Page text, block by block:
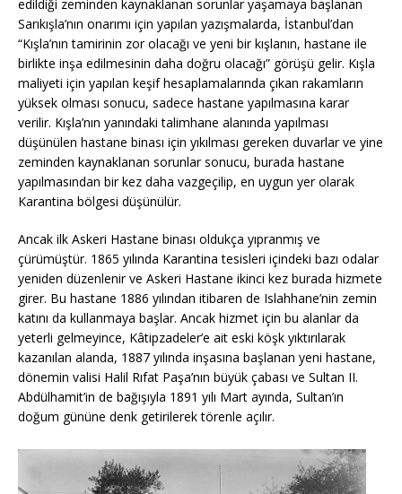
edildiği zeminden kaynaklanan sorunlar yaşamaya başlanan
Sarıkışla’nın onarımı için yapılan yazışmalarda, İstanbul’dan
“Kışla’nın tamirinin zor olacağı ve yeni bir kışlanın, hastane ile
birlikte inşa edilmesinin daha doğru olacağı” görüşü gelir. Kışla
maliyeti için yapılan keşif hesaplamalarında çıkan rakamların
yüksek olması sonucu, sadece hastane yapılmasına karar
verilir. Kışla’nın yanındaki talimhane alanında yapılması
düşünülen hastane binası için yıkılması gereken duvarlar ve yine
zeminden kaynaklanan sorunlar sonucu, burada hastane
yapılmasından bir kez daha vazgeçilip, en uygun yer olarak
Karantina bölgesi düşünülür.
Ancak ilk Askeri Hastane binası oldukça yıpranmış ve
çürümüştür. 1865 yılında Karantina tesisleri içindeki bazı odalar
yeniden düzenlenir ve Askeri Hastane ikinci kez burada hizmete
girer. Bu hastane 1886 yılından itibaren de Islahhane’nin zemin
katını da kullanmaya başlar. Ancak hizmet için bu alanlar da
yeterli gelmeyince, Kâtipzadeler’e ait eski köşk yıktırılarak
kazanılan alanda, 1887 yılında inşasına başlanan yeni hastane,
dönemin valisi Halil Rıfat Paşa’nın büyük çabası ve Sultan II.
Abdülhamit’in de bağışıyla 1891 yılı Mart ayında, Sultan’ın
doğum gününe denk getirilerek törenle açılır.